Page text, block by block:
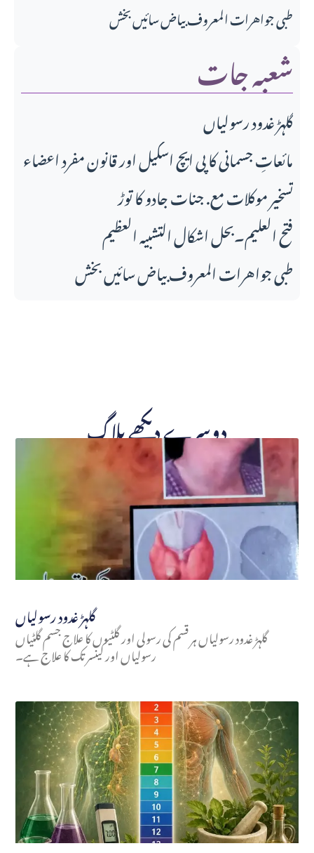
طبی جواهرات المعروف بیاض سائیں بخش
شعبہ جات
گلہڑ غدود رسولیاں
مائعاتِ جسمانی کا پی ایچ اسکیل اور قانونِ مفرد اعضاء
تسخیر موکلات مع. جنات جادو کا توڑ
فتح العلیم۔بحل اشکال التشبیہ العظیم
طبی جواهرات المعروف بیاض سائیں بخش
دوسرے دیکھے بلاگ
گلہڑ غدود رسولیاں
گلہڑ غدود رسولیاں ہر قسم کی رسولی اور گلٹیوں کا علاج جسم گلٹیاں
رسولیاں اور کینسر تک کا علاج ہے۔